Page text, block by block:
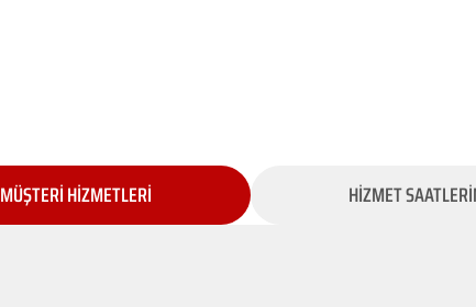
MÜŞTERİ HİZMETLERİ HİZMET